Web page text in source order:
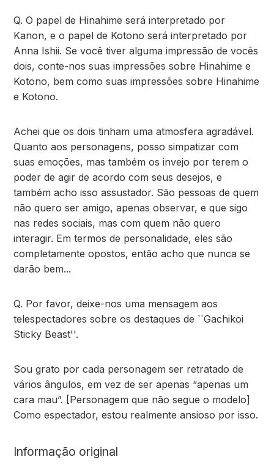
Q. O papel de Hinahime será interpretado por
Kanon, e o papel de Kotono será interpretado por
Anna Ishii. Se você tiver alguma impressão de vocês
dois, conte-nos suas impressões sobre Hinahime e
Kotono, bem como suas impressões sobre Hinahime
e Kotono.
Achei que os dois tinham uma atmosfera agradável.
Quanto aos personagens, posso simpatizar com
suas emoções, mas também os invejo por terem o
poder de agir de acordo com seus desejos, e
também acho isso assustador. São pessoas de quem
não quero ser amigo, apenas observar, e que sigo
nas redes sociais, mas com quem não quero
interagir. Em termos de personalidade, eles são
completamente opostos, então acho que nunca se
darão bem...
Q. Por favor, deixe-nos uma mensagem aos
telespectadores sobre os destaques de ``Gachikoi
Sticky Beast''.
Sou grato por cada personagem ser retratado de
vários ângulos, em vez de ser apenas “apenas um
cara mau”. [Personagem que não segue o modelo]
Como espectador, estou realmente ansioso por isso.
Informação original